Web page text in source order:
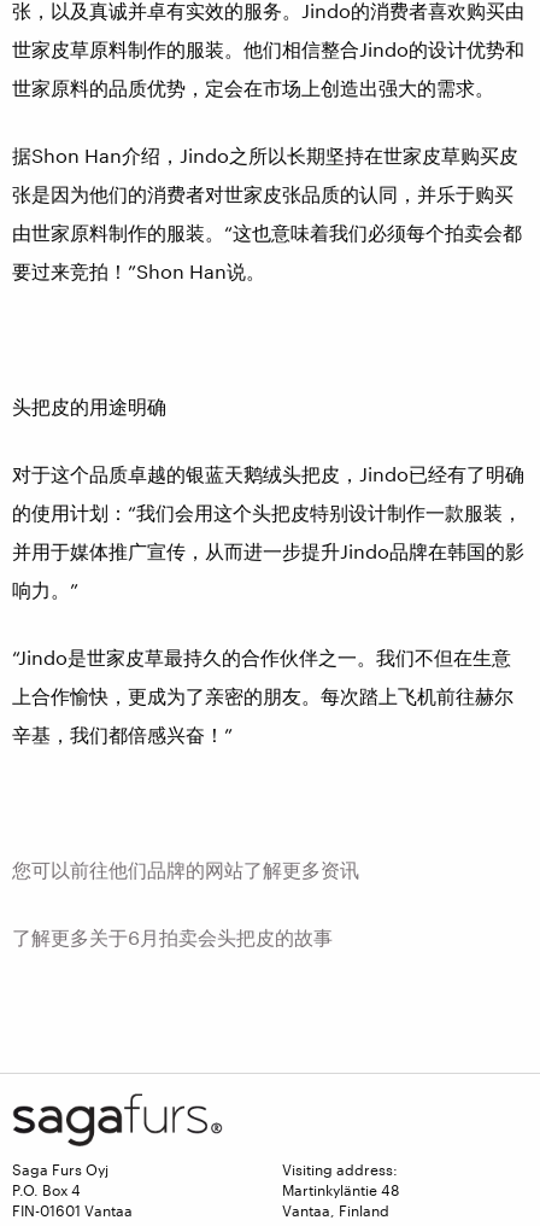
张，以及真诚并卓有实效的服务。Jindo的消费者喜欢购买由
世家皮草原料制作的服装。他们相信整合Jindo的设计优势和
世家原料的品质优势，定会在市场上创造出强大的需求。
据Shon Han介绍，Jindo之所以长期坚持在世家皮草购买皮
张是因为他们的消费者对世家皮张品质的认同，并乐于购买
由世家原料制作的服装。“这也意味着我们必须每个拍卖会都
要过来竞拍！”Shon Han说。
头把皮的用途明确
对于这个品质卓越的银蓝天鹅绒头把皮，Jindo已经有了明确
的使用计划：“我们会用这个头把皮特别设计制作一款服装，
并用于媒体推广宣传，从而进一步提升Jindo品牌在韩国的影
响力。”
“Jindo是世家皮草最持久的合作伙伴之一。我们不但在生意
上合作愉快，更成为了亲密的朋友。每次踏上飞机前往赫尔
辛基，我们都倍感兴奋！”
您可以前往他们品牌的网站了解更多资讯
了解更多关于6月拍卖会头把皮的故事
Saga Furs Oyj
P.O. Box 4
FIN-01601 Vantaa
Visiting address:
Martinkyläntie 48
Vantaa, Finland